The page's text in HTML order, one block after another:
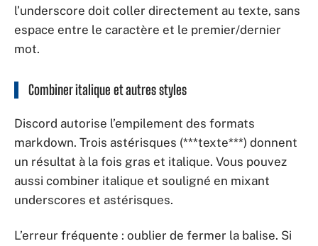
l’underscore doit coller directement au texte, sans
espace entre le caractère et le premier/dernier
mot.
Combiner italique et autres styles
Discord autorise l’empilement des formats
markdown. Trois astérisques (***texte***) donnent
un résultat à la fois gras et italique. Vous pouvez
aussi combiner italique et souligné en mixant
underscores et astérisques.
L’erreur fréquente : oublier de fermer la balise. Si